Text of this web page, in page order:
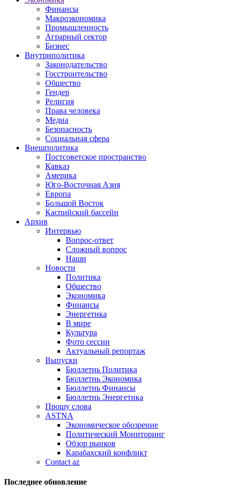
Финансы
Макроэкономика
Промышленность
Аграрный сектор
Бизнес
Внутриполитика
Законодательство
Госстроительство
Общество
Гендер
Религия
Права человека
Медиа
Безопасность
Социальная сфера
Внешполитика
Постсоветское пространство
Кавказ
Америка
Юго-Восточная Азия
Европа
Большой Восток
Каспийский бассейн
Архив
Интервью
Вопрос-ответ
Сложный вопрос
Наши
Новости
Политика
Общество
Экономика
Финансы
Энергетика
В мире
Культура
Фото сессии
Актуальный репортаж
Выпуски
Бюллетнь Политика
Бюллетнь Экономика
Бюллетнь Финансы
Бюллетнь Энергетика
Прошу слова
ASTNA
Экономическое обозрение
Политический Мониторинг
Обзор рынков
Карабахский конфликт
Contact az
Последнее обновление